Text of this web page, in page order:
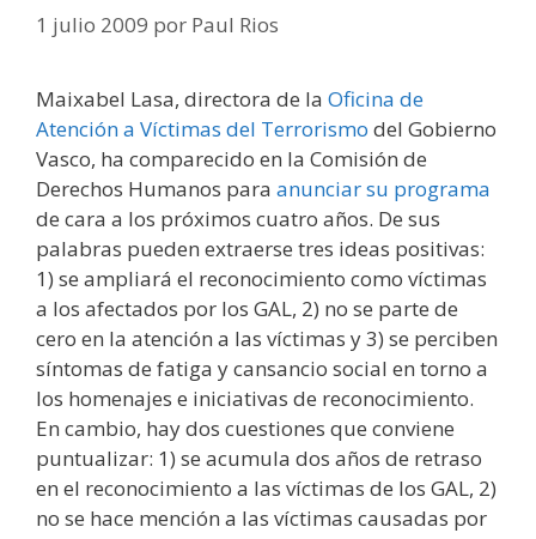
1 julio 2009 por Paul Rios
Maixabel Lasa, directora de la Oficina de
Atención a Víctimas del Terrorismo del Gobierno
Vasco, ha comparecido en la Comisión de
Derechos Humanos para anunciar su programa
de cara a los próximos cuatro años. De sus
palabras pueden extraerse tres ideas positivas:
1) se ampliará el reconocimiento como víctimas
a los afectados por los GAL, 2) no se parte de
cero en la atención a las víctimas y 3) se perciben
síntomas de fatiga y cansancio social en torno a
los homenajes e iniciativas de reconocimiento.
En cambio, hay dos cuestiones que conviene
puntualizar: 1) se acumula dos años de retraso
en el reconocimiento a las víctimas de los GAL, 2)
no se hace mención a las víctimas causadas por